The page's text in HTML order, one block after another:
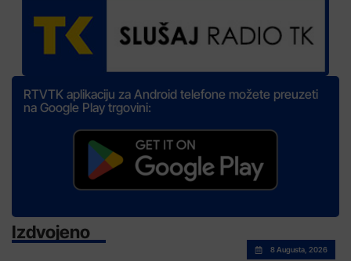
RTVTK aplikaciju za Android telefone možete preuzeti
na Google Play trgovini:
Izdvojeno
8 Augusta, 2026